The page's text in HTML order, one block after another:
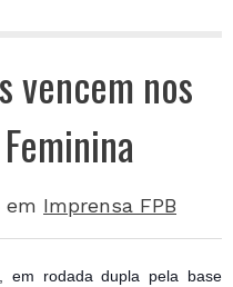
vencem nos
em Imprensa FPB
em rodada dupla pela base